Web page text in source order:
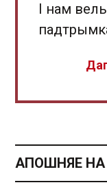
І нам
АПОШНЯЕ